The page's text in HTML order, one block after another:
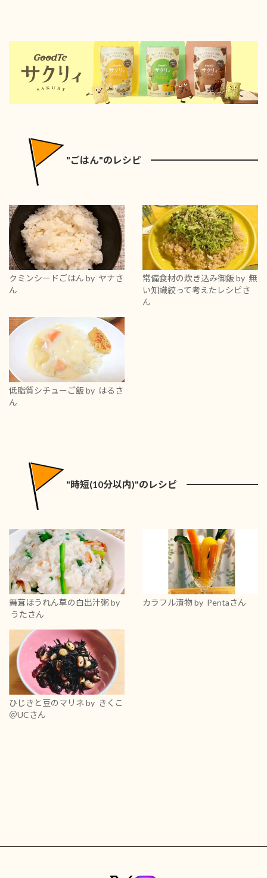
"ごはん"のレシピ
クミンシードごはん by ヤナさ
ん
常備食材の炊き込み御飯by 無
い知識絞って考えたレシピさ
ん
低脂質シチューご飯by はるさ
ん
"時短(10分以内)"のレシピ
舞茸ほうれん草の白出汁粥 by
うたさん
カラフル漬物by Pentaさん
ひじきと豆のマリネ by きくこ
＠UCさん